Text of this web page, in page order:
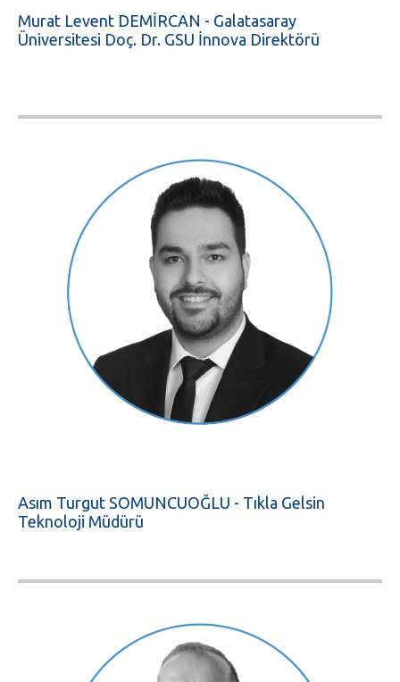
Murat Levent DEMİRCAN - Galatasaray
Üniversitesi Doç. Dr. GSU İnnova Direktörü
Asım Turgut SOMUNCUOĞLU - Tıkla Gelsin
Teknoloji Müdürü